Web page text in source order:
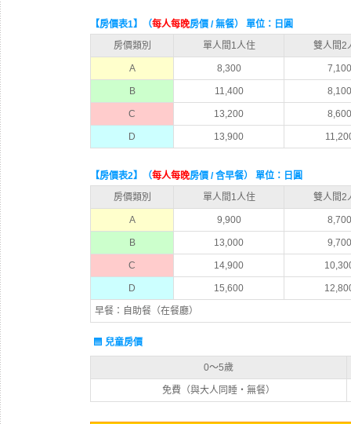
【房價表1】（每人每晚房價 / 無餐） 單位：日圓
房價類別
單人間1人住 雙人間2
A 8,300 7,100
B 11,400 8,100
C 13,200 8,600
D 13,900
【房價表2】（每人每晚房價 / 含早餐） 單位：日圓
房價類別
單人間1人住 雙人間2
A 9,900 8,700
B 13,000 9,700
C 14,900
D 15,600
早餐：自助餐（在餐廳）
兒童房價
0〜5歲
免費（與大人同睡・無餐）